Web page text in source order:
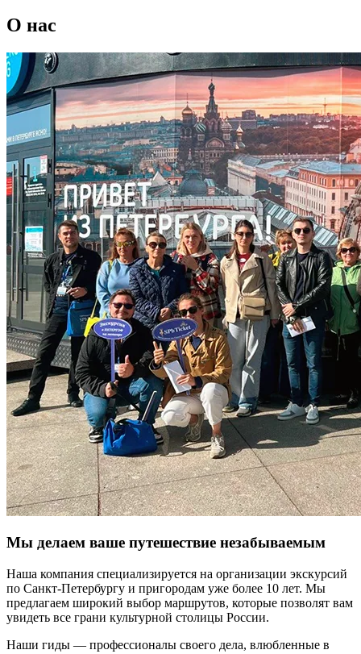
О нас
Мы делаем ваше путешествие незабываемым
Наша компания специализируется на организации экскурсий
по Санкт-Петербургу и пригородам уже более 10 лет. Мы
предлагаем широкий выбор маршрутов, которые позволят вам
увидеть все грани культурной столицы России.
Наши гиды — профессионалы своего дела, влюбленные в